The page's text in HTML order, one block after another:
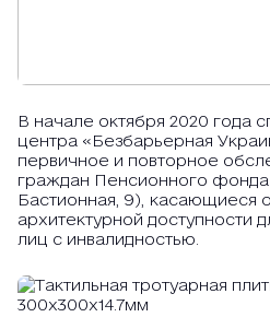
В начале октября 2020 года
центра «Безбарьерная
первичное и повторное
граждан Пенсионного фонда
Бастионная, 9), касающиеся
архитектурной доступности
лиц с инвалидностью.